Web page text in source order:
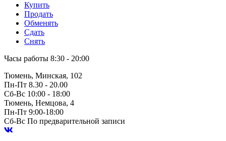
Купить
Продать
Обменять
Сдать
Снять
Часы работы 8:30 - 20:00
Тюмень, Минская, 102
Пн-Пт 8.30 - 20.00
Сб-Вс 10:00 - 18:00
Тюмень, Немцова, 4
Пн-Пт 9:00-18:00
Сб-Вс По предварительной записи